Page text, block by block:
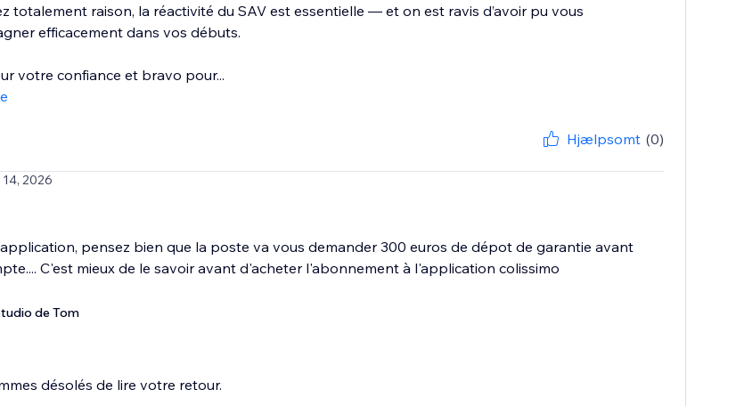
totalement raison, la réactivité du SAV est essentielle — et on est ravis d’avoir pu vous
efficacement dans vos débuts.
votre confiance et bravo pour...
Hjælpsomt (0)
2026
pensez bien que la poste va vous demander 300 euros de dépot de garantie avant
C'est mieux de le savoir avant d'acheter l'abonnement à l'application colissimo
de Tom
désolés de lire votre retour.